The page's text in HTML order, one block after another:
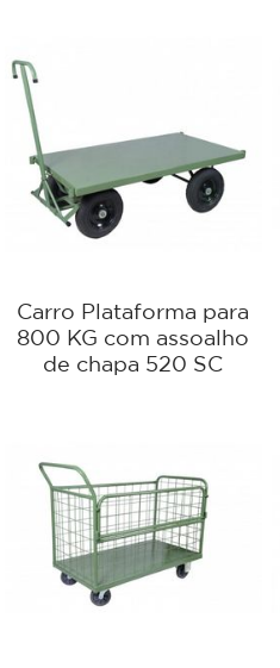
Carro Plataforma para
800 KG com assoalho
de chapa 520 SC